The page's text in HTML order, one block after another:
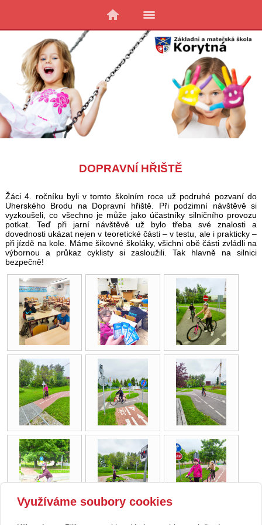
DOPRAVNÍ HŘIŠTĚ
Žáci 4. ročníku byli v tomto školním roce už podruhé pozvaní do
Uherského Brodu na Dopravní hřiště. Při podzimní návštěvě si
vyzkoušeli, co všechno je může jako účastníky silničního provozu
potkat. Teď při jarní návštěvě už bylo třeba své znalosti a
dovednosti ukázat nejen v teoretické části – v testu, ale i prakticky –
při jízdě na kole. Máme šikovné školáky, všichni obě části zvládli na
výbornou a průkaz cyklisty si zasloužili. Tak hlavně na silnici
bezpečně!
Využíváme soubory cookies